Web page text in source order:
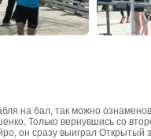
на бал, так можно
Только вернувшись со
он сразу выиграл Открытый